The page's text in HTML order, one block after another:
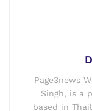
Page3news
Singh, is a
based in